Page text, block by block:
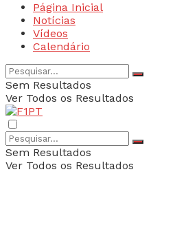
Página Inicial
Notícias
Vídeos
Calendário
Sem Resultados
Ver Todos os Resultados
Sem Resultados
Ver Todos os Resultados